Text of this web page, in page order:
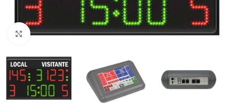
Clic para ampliar